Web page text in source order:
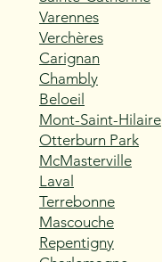
Varennes
Verchères
Carignan
Chambly
Beloeil
Mont-Saint-Hilaire
Otterburn Park
McMasterville
Laval
Terrebonne
Mascouche
Repentigny